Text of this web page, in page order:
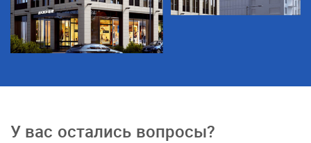
У вас остались вопросы?